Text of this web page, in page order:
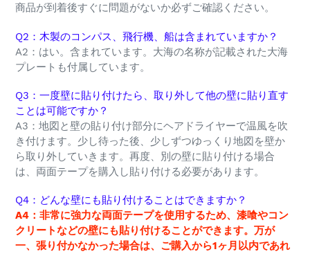
商品が到着後すぐに問題がないか必ずご確認ください。
Q2：木製のコンパス、飛行機、船は含まれていますか？
A2 ：はい。含まれています。大海の名称が記載された大海
プレートも付属しています。
Q3：一度壁に貼り付けたら、取り外して他の壁に貼り直す
ことは可能ですか？
A3 ：地図と壁の貼り付け部分にヘアドライヤーで温風を吹
き付けます。少し待った後、少しずつゆっくり地図を壁か
ら取り外していきます。再度、別の壁に貼り付ける場合
は、両面テープを購入し貼り付ける必要があります。
Q4：どんな壁にも貼り付けることはできますか？
A4：非常に強力な両面テープを使用するため、漆喰やコン
クリートなどの壁にも貼り付けることができます。万が
一、張り付かなかった場合は、ご購入から1ヶ月以内であれ